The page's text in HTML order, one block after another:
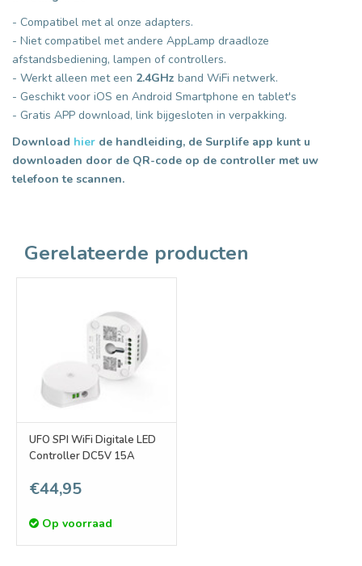
- Compatibel met al onze adapters.
- Niet compatibel met andere AppLamp draadloze
afstandsbediening, lampen of controllers.
- Werkt alleen met een 2.4GHz band WiFi netwerk.
- Geschikt voor iOS en Android Smartphone en tablet's
- Gratis APP download, link bijgesloten in verpakking.
Download hier de handleiding, de Surplife app kunt u
downloaden door de QR-code op de controller met uw
telefoon te scannen.
Gerelateerde producten
UFO SPI WiFi Digitale LED
Controller DC5V 15A
€44,95
Op voorraad